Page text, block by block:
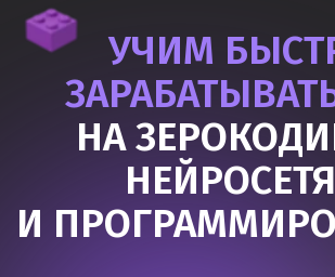
НА ЗЕРОКОДИНГЕ,
НЕЙРОСЕТЯХ
И ПРОГРАММИРОВАНИИ
Узнать подробнее